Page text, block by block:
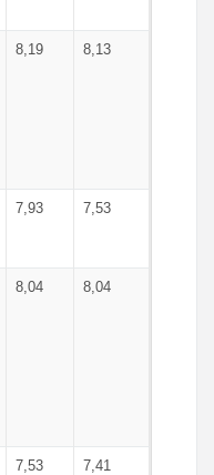
8,19 8,13
7,93 7,53
8,04 8,04
7,53 7,41